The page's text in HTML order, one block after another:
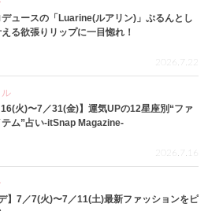
ュースの「Luarine(ルアリン)」ぷるんとし
る欲張りリップに一目惚れ！
2026.7.22
ル
16(火)〜7／31(金)】運気UPの12星座別“ファ
テム”占い-itSnap Magazine-
2026.7.16
】7／7(火)〜7／11(土)最新ファッションをピ